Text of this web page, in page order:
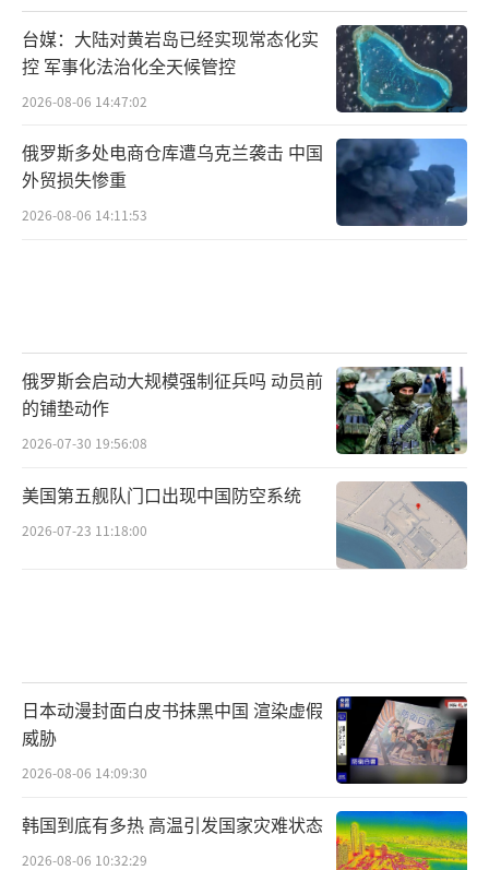
台媒：大陆对黄岩岛已经实现常态化实
控 军事化法治化全天候管控
2026-08-06 14:47:02
俄罗斯多处电商仓库遭乌克兰袭击 中国
外贸损失惨重
2026-08-06 14:11:53
俄罗斯会启动大规模强制征兵吗 动员前
的铺垫动作
2026-07-30 19:56:08
美国第五舰队门口出现中国防空系统
2026-07-23 11:18:00
日本动漫封面白皮书抹黑中国 渲染虚假
威胁
2026-08-06 14:09:30
韩国到底有多热 高温引发国家灾难状态
2026-08-06 10:32:29